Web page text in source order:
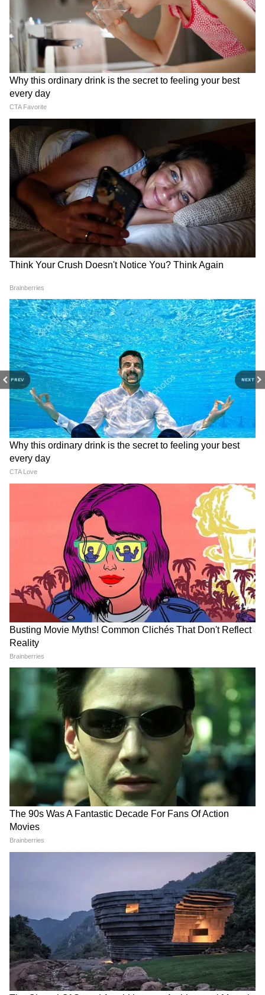
PREV NEXT
হিরো এই এক্সট্রিম 250R বাইকের মাধ্যমে
কোয়ার্টার-লিটার নেকড বাইক সেগমেন্টে প্রবেশ
করেছে। এতে একটি 249cc লিকুইড-কুলড
সিঙ্গেল-সিলিন্ডার ইঞ্জিন রয়েছে, যা 30 hp শক্তি
দেয়। এর শার্প বডি এবং মাসকুলার লুক রাস্তায়
আলাদা আকর্ষণ তৈরি করে। বাইকটির ওজন 167.7
কেজি এবং সিটের উচ্চতা 806 মিমি, তাই চালানো
বেশ সহজ। এতে USD সাসপেনশন, সামনে ও
পিছনে ডিস্ক ব্রেক, ডিজিটাল ডিসপ্লে এবং সম্পূর্ণ
LED লাইটিং-এর মতো আধুনিক ফিচারও রয়েছে।
Related Articles
পারে হিরো, কী কী ফিচার-দাম কত?
Flex Fuel Bike: হিরো তার প্রথম ফ্লেক্স ফুয়েল বাইক
আনছে, জুনের এই তারিখে ভারতে লঞ্চ হবে
Image Credit :StockPhoto
টিভিএস রনিন (TVS Ronin)
টিভিএস রনিন এই সেগমেন্টের অন্যান্য বাইকের
থেকে দেখতে বেশ আলাদা। এটি শুধু শক্তিশালী
পারফরম্যান্সই নয়, নিও-রেট্রো স্টাইলের সঙ্গে
আরামদায়ক রাইডিংয়ের অভিজ্ঞতাও দেয়। এতে
একটি 225.9cc অয়েল-কুলড, সিঙ্গেল-সিলিন্ডার
ইঞ্জিন রয়েছে, যা 20.4 hp শক্তি জোগায়। বাইকটি
চালানো খুব সহজ। এর সিটের উচ্চতা 795 মিমি
এবং ওজন মাত্র 159 কেজি। তাই প্রতিদিনের
যাতায়াতের জন্য এটি খুব সুবিধাজনক। এতে
রাইডিং মোড, ব্লুটুথ কানেক্টিভিটি এবং ডুয়াল-
চ্যানেল ABS (টপ ভেরিয়েন্টে) এর মতো ফিচারও
4
5